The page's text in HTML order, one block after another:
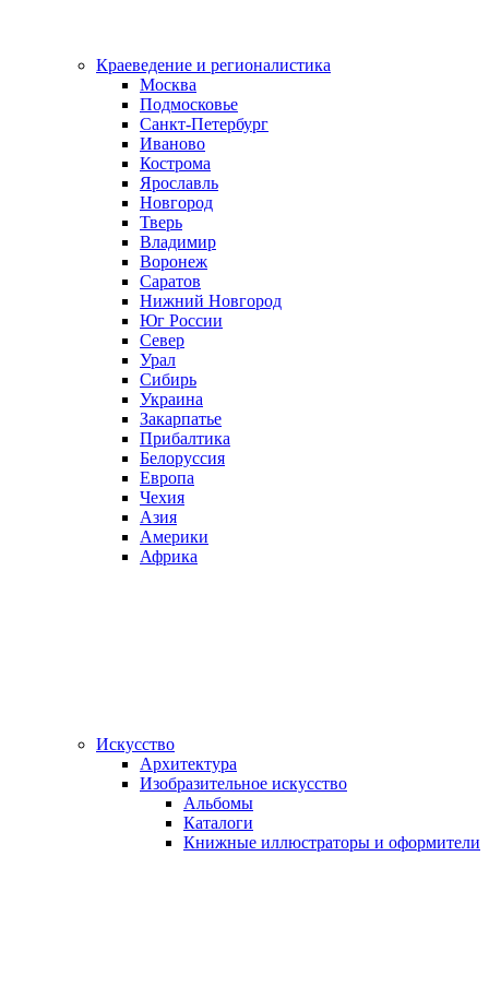
Краеведение и регионалистика
Москва
Подмосковье
Санкт-Петербург
Иваново
Кострома
Ярославль
Новгород
Тверь
Владимир
Воронеж
Саратов
Нижний Новгород
Юг России
Север
Урал
Сибирь
Украина
Закарпатье
Прибалтика
Белоруссия
Европа
Чехия
Азия
Америки
Африка
Искусство
Архитектура
Изобразительное искусство
Альбомы
Каталоги
Книжные иллюстраторы и оформители